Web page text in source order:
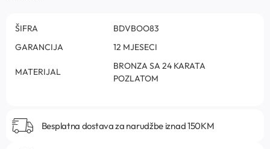
ŠIFRA
BDVBOO83
GARANCIJA
12 MJESECI
MATERIJAL
BRONZA SA 24 KARATA
POZLATOM
Besplatna dostava za narudžbe iznad 150KM